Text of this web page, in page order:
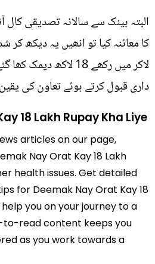
البتہ بینک سے سالانہ تصدیقی کال
کا معائنہ کیا تو انھیں یہ دیکھ
لاکر میں رکھے 18 لاکھ
داری قبول کرتے ہوئے تعاون کی
18 Lakh Rupay Kha Liye
articles on our page,
Nay Orat Kay 18 Lakh
health issues. Get detailed
for Deemak Nay Orat Kay 18
help you on your journey to a
to-read content keeps you
as you work towards a